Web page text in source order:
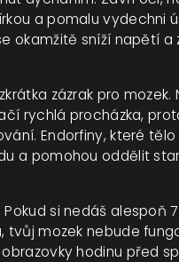
a pomalu vydechni
okamžitě sníží napětí a
zázrak pro mozek.
rychlá procházka,
Endorfiny, které tělo
a pomohou oddělit
Pokud si nedáš alespoň
tvůj mozek nebude
hodinu před